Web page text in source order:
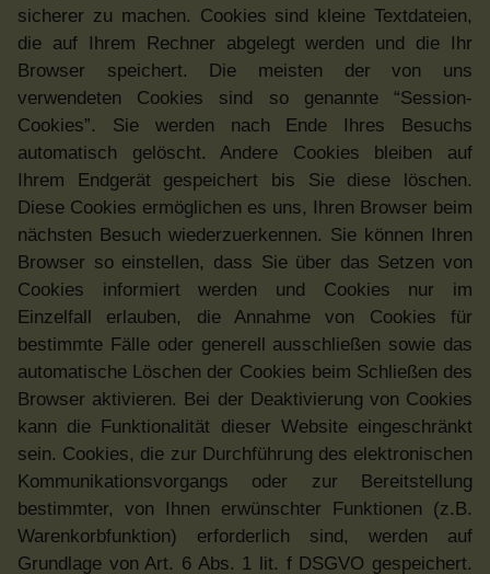
sicherer zu machen. Cookies sind kleine Textdateien,
die auf Ihrem Rechner abgelegt werden und die Ihr
Browser speichert. Die meisten der von uns
verwendeten Cookies sind so genannte “Session-
Cookies”. Sie werden nach Ende Ihres Besuchs
automatisch gelöscht. Andere Cookies bleiben auf
Ihrem Endgerät gespeichert bis Sie diese löschen.
Diese Cookies ermöglichen es uns, Ihren Browser beim
nächsten Besuch wiederzuerkennen. Sie können Ihren
Browser so einstellen, dass Sie über das Setzen von
Cookies informiert werden und Cookies nur im
Einzelfall erlauben, die Annahme von Cookies für
bestimmte Fälle oder generell ausschließen sowie das
automatische Löschen der Cookies beim Schließen des
Browser aktivieren. Bei der Deaktivierung von Cookies
kann die Funktionalität dieser Website eingeschränkt
sein. Cookies, die zur Durchführung des elektronischen
Kommunikationsvorgangs oder zur Bereitstellung
bestimmter, von Ihnen erwünschter Funktionen (z.B.
Warenkorbfunktion) erforderlich sind, werden auf
Grundlage von Art. 6 Abs. 1 lit. f DSGVO gespeichert.